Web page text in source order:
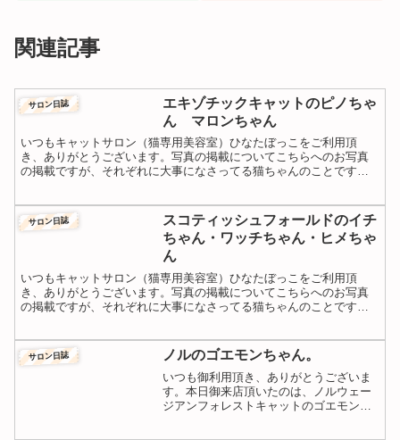
関連記事
サロン日誌
エキゾチックキャットのピノちゃ
ん マロンちゃん
いつもキャットサロン（猫専用美容室）ひなたぼっこをご利用頂
き、ありがとうございます。写真の掲載についてこちらへのお写真
の掲載ですが、それぞれに大事になさってる猫ちゃんのことですの
サロン日誌
スコティッシュフォールドのイチ
ちゃん・ワッチちゃん・ヒメちゃ
ん
いつもキャットサロン（猫専用美容室）ひなたぼっこをご利用頂
き、ありがとうございます。写真の掲載についてこちらへのお写真
の掲載ですが、それぞれに大事になさってる猫ちゃんのことですの
サロン日誌 ノルのゴエモンちゃん。
いつも御利用頂き、ありがとうございま
す。本日御来店頂いたのは、ノルウェー
ジアンフォレストキャットのゴエモン君